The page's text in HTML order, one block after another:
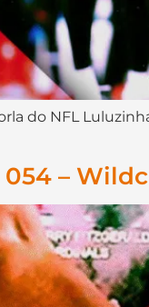
do NFL
–